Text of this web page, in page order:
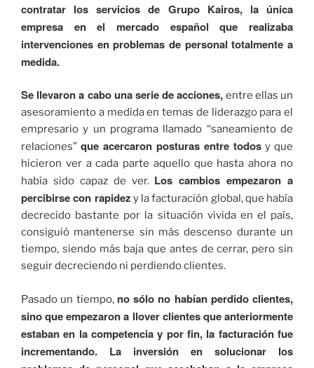
contratar los servicios de Grupo Kairos, la única
empresa en el mercado español que realizaba
intervenciones en problemas de personal totalmente a
medida.
Se llevaron a cabo una serie de acciones, entre ellas un
asesoramiento a medida en temas de liderazgo para el
empresario y un programa llamado “saneamiento de
relaciones” que acercaron posturas entre todos y que
hicieron ver a cada parte aquello que hasta ahora no
había sido capaz de ver. Los cambios empezaron a
percibirse con rapidez y la facturación global, que había
decrecido bastante por la situación vivida en el país,
consiguió mantenerse sin más descenso durante un
tiempo, siendo más baja que antes de cerrar, pero sin
seguir decreciendo ni perdiendo clientes.
Pasado un tiempo, no sólo no habían perdido clientes,
sino que empezaron a llover clientes que anteriormente
estaban en la competencia y por fin, la facturación fue
incrementando. La inversión en solucionar los